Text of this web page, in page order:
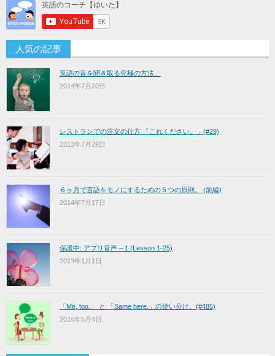
人気の記事
英語の音を聞き取る究極の方法。
2014年7月20日
レストランでの注文の仕方 「これください。」(#29)
2013年7月29日
６ヶ月で言語をモノにするための５つの原則。 (前編)
2014年7月17日
保護中: アプリ音声 – 1 (Lesson 1-25)
2013年1月1日
「Me, too.」 と 「Same here.」の使い分け。(#485)
2016年5月4日